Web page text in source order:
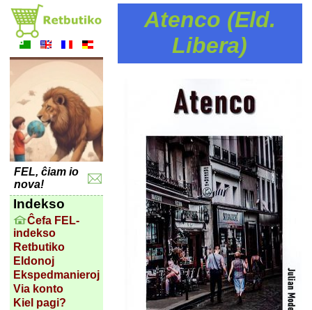
FEL, ĉiam io
nova!
Indekso
Ĉefa FEL-
indekso
Retbutiko
Eldonoj
Ekspedmanieroj
Via konto
Kiel pagi?
Atenco (Eld.
Libera)